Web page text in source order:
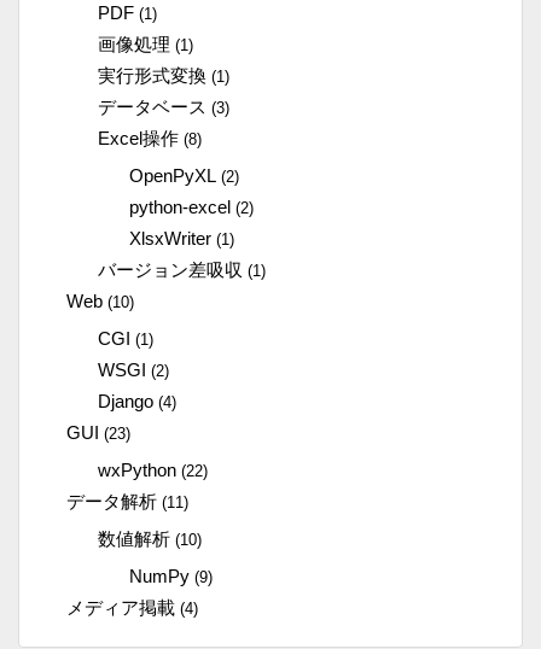
PDF (1)
画像処理 (1)
実行形式変換 (1)
データベース (3)
Excel操作 (8)
OpenPyXL (2)
python-excel (2)
XlsxWriter (1)
バージョン差吸収 (1)
Web (10)
CGI (1)
WSGI (2)
Django (4)
GUI (23)
wxPython (22)
データ解析 (11)
数値解析 (10)
NumPy (9)
メディア掲載 (4)